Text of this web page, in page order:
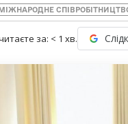
за: < 1 хв.